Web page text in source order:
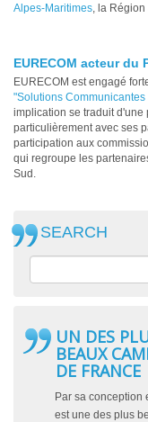
Alpes-Maritimes, la Région
EURECOM acteur du
EURECOM est engagé
"Solutions Communicantes
implication se traduit d'une
particulièrement avec ses
participation aux
qui regroupe les
Sud.
SEARCH
UN DES
BEAUX
DE FRANCE
Par sa conception
est une des plus